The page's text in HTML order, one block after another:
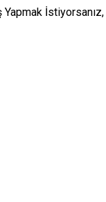
Yapmak İstiyorsanız,